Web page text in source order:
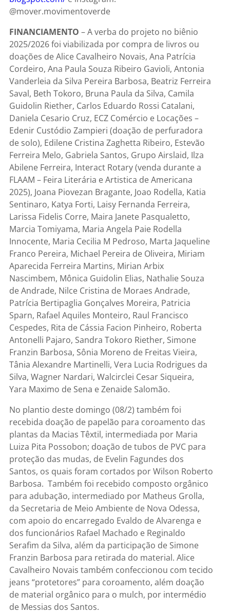
@mover.movimentoverde
FINANCIAMENTO – A verba do projeto no biênio
2025/2026 foi viabilizada por compra de livros ou
doações de Alice Cavalheiro Novais, Ana Patrícia
Cordeiro, Ana Paula Souza Ribeiro Gavioli, Antonia
Vanderleia da Silva Pereira Barbosa, Beatriz Ferreira
Saval, Beth Tokoro, Bruna Paula da Silva, Camila
Guidolin Riether, Carlos Eduardo Rossi Catalani,
Daniela Cesario Cruz, ECZ Comércio e Locações –
Edenir Custódio Zampieri (doação de perfuradora
de solo), Edilene Cristina Zaghetta Ribeiro, Estevão
Ferreira Melo, Gabriela Santos, Grupo Airslaid, Ilza
Abilene Ferreira, Interact Rotary (venda durante a
FLAAM – Feira Literária e Artistica de Americana
2025), Joana Piovezan Bragante, Joao Rodella, Katia
Sentinaro, Katya Forti, Laisy Fernanda Ferreira,
Larissa Fidelis Corre, Maira Janete Pasqualetto,
Marcia Tomiyama, Maria Angela Paie Rodella
Innocente, Maria Cecilia M Pedroso, Marta Jaqueline
Franco Pereira, Michael Pereira de Oliveira, Miriam
Aparecida Ferreira Martins, Mirian Arbix
Nascimbem, Mônica Guidolin Elias, Nathalie Souza
de Andrade, Nilce Cristina de Moraes Andrade,
Patrícia Bertipaglia Gonçalves Moreira, Patricia
Sparn, Rafael Aquiles Monteiro, Raul Francisco
Cespedes, Rita de Cássia Facion Pinheiro, Roberta
Antonelli Pajaro, Sandra Tokoro Riether, Simone
Franzin Barbosa, Sônia Moreno de Freitas Vieira,
Tânia Alexandre Martinelli, Vera Lucia Rodrigues da
Silva, Wagner Nardari, Walcirclei Cesar Siqueira,
Yara Maximo de Sena e Zenaide Salomão.
No plantio deste domingo (08/2) também foi
recebida doação de papelão para coroamento das
plantas da Macias Têxtil, intermediada por Maria
Luiza Pita Possobon; doação de tubos de PVC para
proteção das mudas, de Evelin Fagundes dos
Santos, os quais foram cortados por Wilson Roberto
Barbosa. Também foi recebido composto orgânico
para adubação, intermediado por Matheus Grolla,
da Secretaria de Meio Ambiente de Nova Odessa,
com apoio do encarregado Evaldo de Alvarenga e
dos funcionários Rafael Machado e Reginaldo
Serafim da Silva, além da participação de Simone
Franzin Barbosa para retirada do material. Alice
Cavalheiro Novais também confeccionou com tecido
jeans “protetores” para coroamento, além doação
de material orgânico para o mulch, por intermédio
de Messias dos Santos.